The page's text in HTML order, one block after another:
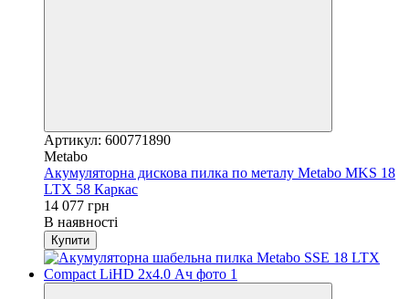
Артикул: 600771890
Metabo
Акумуляторна дискова пилка по металу Metabo MKS 18
LTX 58 Каркас
14 077 грн
В наявності
Купити